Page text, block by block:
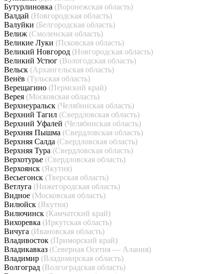
Бутурлиновка (Воронежская область)
Валдай (Новгородская область)
Валуйки (Белгородская область)
Велиж (Смоленская область)
Великие Луки (Псковская область)
Великий Новгород (Новгородская область)
Великий Устюг (Вологодская область)
Вельск (Архангельская область)
Венёв (Тульская область)
Верещагино (Пермский край)
Верея (Московская область)
Верхнеуральск (Челябинская область)
Верхний Тагил (Свердловская область)
Верхний Уфалей (Челябинская область)
Верхняя Пышма (Свердловская область)
Верхняя Салда (Свердловская область)
Верхняя Тура (Свердловская область)
Верхотурье (Свердловская область)
Верхоянск (Якутия)
Весьегонск (Тверская область)
Ветлуга (Нижегородская область)
Видное (Московская область)
Вилюйск (Якутия)
Вилючинск (Камчатский край)
Вихоревка (Иркутская область)
Вичуга (Ивановская область)
Владивосток (Приморский край)
Владикавказ (Северная Осетия — Алания)
Владимир (Владимирская область)
Волгоград (Волгоградская область)